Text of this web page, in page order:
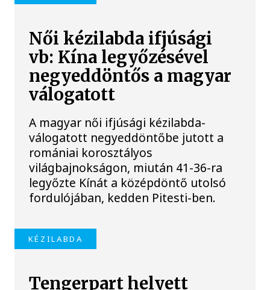
Női kézilabda ifjúsági
vb: Kína legyőzésével
negyeddöntős a magyar
válogatott
A magyar női ifjúsági kézilabda-
válogatott negyeddöntőbe jutott a
romániai korosztályos
világbajnokságon, miután 41-36-ra
legyőzte Kínát a középdöntő utolsó
fordulójában, kedden Pitesti-ben.
KÉZILABDA
Tengerpart helyett